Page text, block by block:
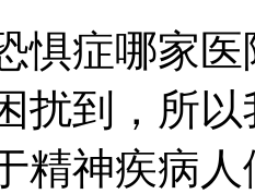
症哪家医
扰到，所
精神疾病